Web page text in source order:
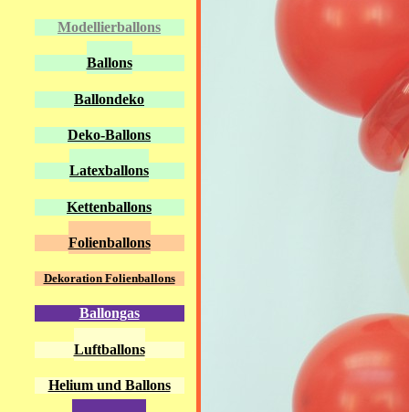
Modellierballons
Ballons
Ballondeko
Deko-Ballons
Latexballons
Kettenballons
Folienballons
Dekoration Folienballons
Ballongas
Luftballons
Helium und Ballons